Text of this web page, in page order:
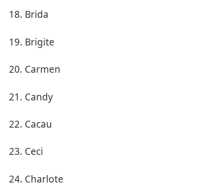
Brida
Brigite
Carmen
Candy
Cacau
Ceci
Charlote